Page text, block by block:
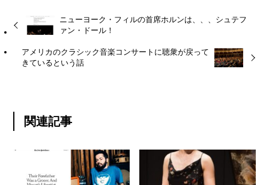
ニューヨーク・フィルの首席ホルンは、、、シュテフ
ァン・ドール！
アメリカのクラシック音楽コンサートに聴衆が戻って
きているという話
関連記事